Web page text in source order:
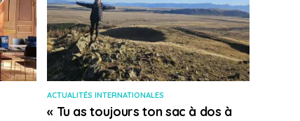
ACTUALITÉS INTERNATIONALES
« Tu as toujours ton sac à dos à